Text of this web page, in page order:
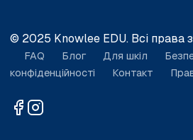
© 2025 Knowlee EDU. Всі права
FAQ Блог Для шкіл
конфіденційності
Контакт